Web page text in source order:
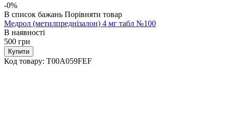
-0%
В список бажань Порівняти товар
Медрол (метилпреднізалон) 4 мг табл №100
В наявності
500 грн
Купити
Код товару: T00A059FEF